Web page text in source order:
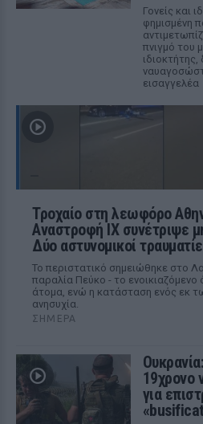
Γονείς και
φημισμένη
πνιγμό του
εισαγγελέα
Τροχαίο στη λεωφόρο
Αναστροφή ΙΧ συνέτριψε
Δύο αστυνομικοί
Το περιστατικό σημειώθηκε στο
παραλία Πεύκο - το
άτομα, ενώ η κατάσταση ενός εκ
ανησυχία.
ΣΉΜΕΡΑ
19χρονο
για